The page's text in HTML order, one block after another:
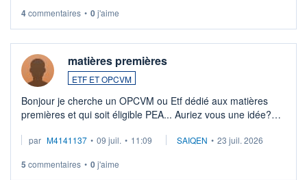
4commentaires • 0j'aime
matières premières
ETF ET OPCVM
Bonjour je cherche un OPCVM ou Etf dédié aux matières
premières et qui soit éligible PEA... Auriez vous une idée?
par M4141137 • 09 juil. • 11:09 SAIQEN • 23 juil. 2026
5 commentaires • 0j'aime